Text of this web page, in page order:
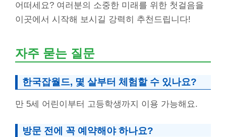
어떠세요? 여러분의 소중한 미래를 위한 첫걸음을
이곳에서 시작해 보시길 강력히 추천드립니다!
자주 묻는 질문
한국잡월드, 몇 살부터 체험할 수 있나요?
만 5세 어린이부터 고등학생까지 이용 가능해요.
방문 전에 꼭 예약해야 하나요?